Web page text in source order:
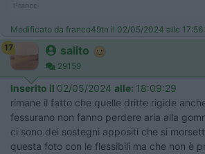
Franco
Modificato da franco49tn il 02/05/2024 alle
17
salito
29159
Inserito il 02/05/2024 alle: 18:09:29
rimane il fatto che quelle dritte rigide
fessurano non fanno perdere aria alla
ci sono dei sostegni appositi che si
questa foto con le flessibili ma che non è